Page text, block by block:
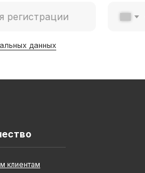
данных
клиентам